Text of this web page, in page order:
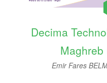
Decima
Emir Fares